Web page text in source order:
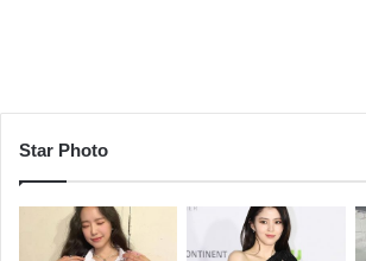
Star Photo